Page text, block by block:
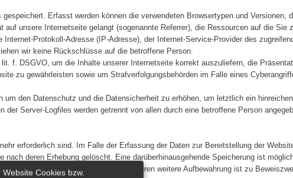
Erfasst werden können die verwendeten Browsertypen und Versionen,
unsere Internetseite gelangt (sogenannte Referrer), die Ressourcen auf die Sie
Protokoll-Adresse (IP-Adresse), der Internet-Service-Provider des
wir keine Rückschlüsse auf die betroffene Person.
f. DSGVO, um die Inhalte unserer Internetseite korrekt auszuliefern, die
zu gewährleisten sowie um Strafverfolgungsbehörden im Falle eines
den Datenschutz und die Datensicherheit zu erhöhen, um letztlich ein
Server-Logfiles werden getrennt von allen durch eine betroffene Person
erforderlich sind. Im Falle der Erfassung der Daten zur Bereitstellung der
deren Erhebung gelöscht. Eine darüberhinausgehende Speicherung ist
nicht mehr möglich ist, es sei denn, deren weitere Aufbewahrung ist zu
Cookies bzw.